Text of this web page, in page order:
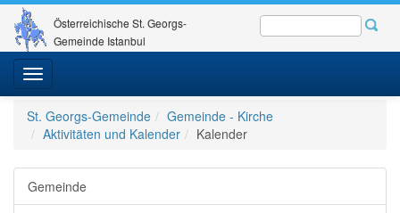
Österreichische St. Georgs-
Gemeinde Istanbul
Toggle
navigation
St. Georgs-Gemeinde
Gemeinde - Kirche
Aktivitäten und Kalender
Kalender
Gemeinde